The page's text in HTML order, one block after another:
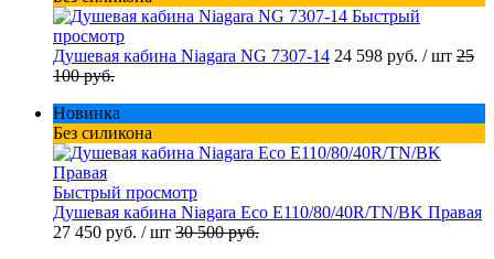
Быстрый
просмотр
Душевая кабина Niagara NG 7307-14 24 598 руб. / шт 25
100 руб.
Новинка
Без силикона
Быстрый просмотр
Душевая кабина Niagara Eco E110/80/40R/TN/BK Правая
27 450 руб. / шт 30 500 руб.